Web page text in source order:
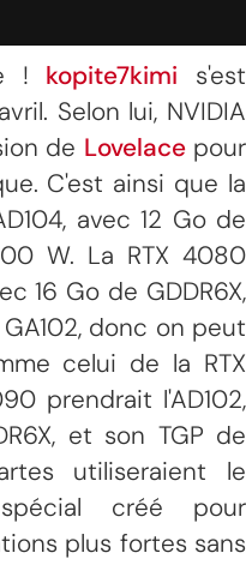
! kopite7kimi s'est
Selon lui, NVIDIA
de Lovelacepour
C'est ainsi que la
avec 12 Go de
W. La RTX 4080
16 Go de GDDR6X,
donc on peut
celui de la RTX
prendrait l'AD102,
et son TGP de
utiliseraient le
créé pour
plus fortes sans